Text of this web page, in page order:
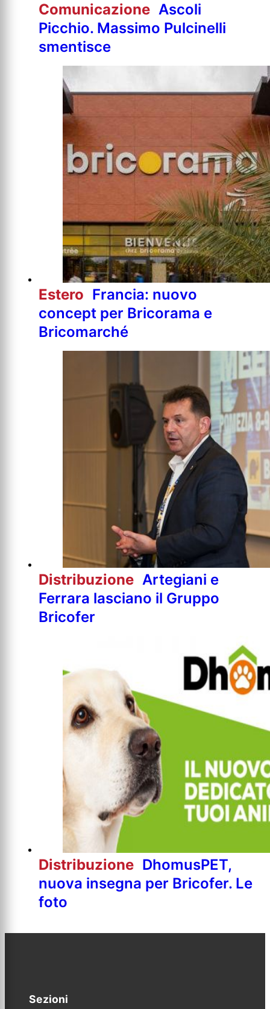
Comunicazione Ascoli
Picchio. Massimo Pulcinelli
smentisce
Estero Francia: nuovo
concept per Bricorama e
Bricomarché
Distribuzione Artegiani e
Ferrara lasciano il Gruppo
Bricofer
Distribuzione DhomusPET,
nuova insegna per Bricofer. Le
foto
Sezioni